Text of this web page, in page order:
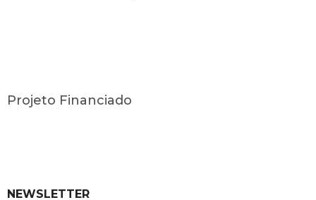
Projeto Financiado
NEWSLETTER